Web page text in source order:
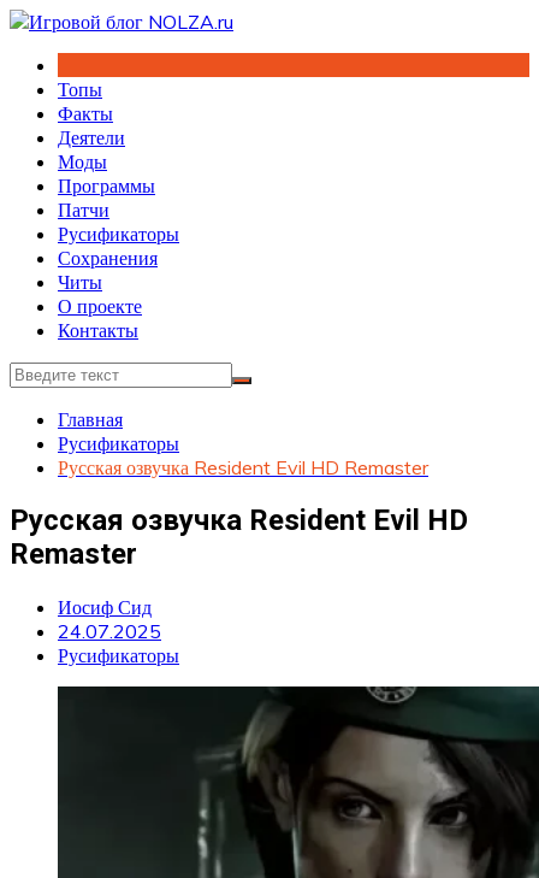
Перейти
содержимому
Топы
Факты
Деятели
Моды
Программы
Патчи
Русификаторы
Сохранения
Читы
О проекте
Контакты
Главная
Русификаторы
Русская озвучка Resident Evil HD Remaster
Русская озвучка Resident Evil HD
Remaster
Иосиф Сид
24.07.2025
Русификаторы